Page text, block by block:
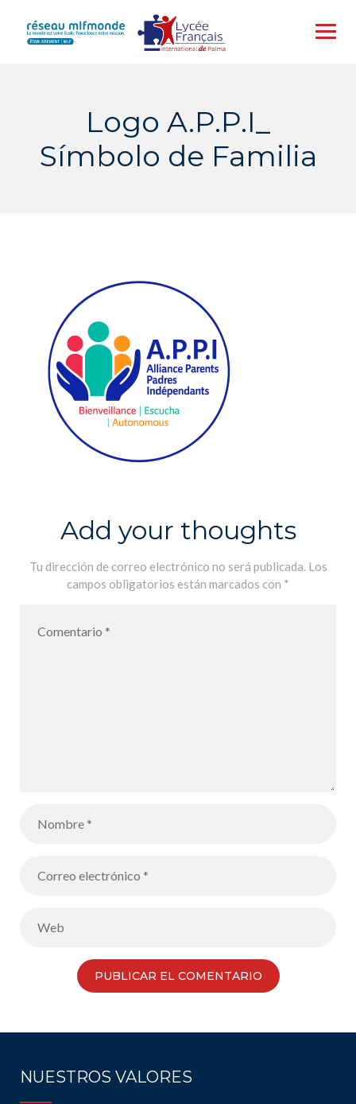
content
Logo A.P.P.I_
Símbolo de Familia
Add your thoughts
Tu dirección de correo electrónico no será publicada. Los
campos obligatorios están marcados con *
NUESTROS VALORES